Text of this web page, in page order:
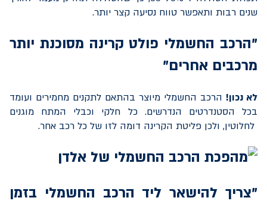
שנים רבות ותאפשר טווח נסיעה קצר יותר.
"הרכב החשמלי פולט קרינה מסוכנת יותר
מרכבים אחרים"
לא נכון! הרכב החשמלי מיוצר בהתאם לתקנים מחמירים ועומד
בכל הסטנדרטים הנדרשים. כל חלקי וכבלי המתח מוגנים
לחלוטין, ולכן פליטת הקרינה דומה לזו של כל רכב אחר.
"צריך להישאר ליד הרכב החשמלי בזמן